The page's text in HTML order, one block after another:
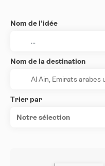
Nom de l’idée
Nom de la destination
Trier par
Notre sélection